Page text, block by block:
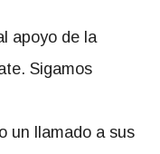
apoyo de la
Sigamos
un llamado a sus